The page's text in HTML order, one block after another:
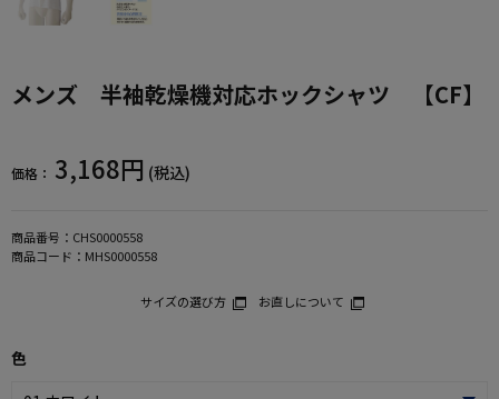
メンズ 半袖乾燥機対応ホックシャツ 【CF】
価格： 3,168円 (税込)
商品番号： CHS0000558
商品コード： MHS0000558
サイズの選び方 お直しについて
色